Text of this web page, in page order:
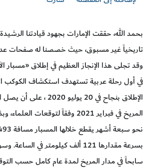
بحمد الله، حققت الإمارات بجهود قيادتنا
تاريخياً غير مسبوق، حيث خصصنا له صفحات
وقد تجلى هذا الإنجاز العظيم في إطلاق «مسبار
في أول رحلة عربية تستهدف استكشاف الكوكب
الإطلاق بنجاح في 20 يوليو
المريخ في فبراير 2021 وفقاً
بسرعة مقدارها 121 ألف كيلومتر في
سابحاً في مدار المريخ لمدة عام كامل حسب